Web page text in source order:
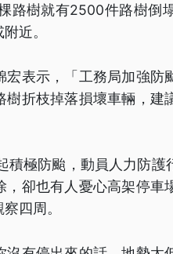
路樹就有2500件路樹倒
近。
宏表示，「工務局加強防
樹折枝掉落損壞車輛，建
積極防颱，動員人力防
，卻也有人憂心高架停車
四周。